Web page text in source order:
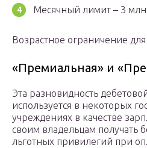
Месячный лимит – 3
Возрастное ограничение
«Премиальная» и
Эта разновидность
используется в некоторых
учреждениях в качестве
своим владельцам получать
льготных привилегий при